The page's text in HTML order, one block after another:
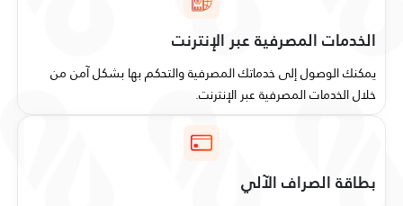
الخدمات المصرفية عبر الإنترنت
يمكنك الوصول إلى خدماتك المصرفية والتحكم بها بشكل آمن من
خلال الخدمات المصرفية عبر الإنترنت.
بطاقة الصراف الآلي